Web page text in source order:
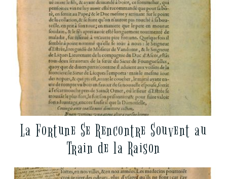
La Fortune Se Rencontre Souvent au
Train de la Raison